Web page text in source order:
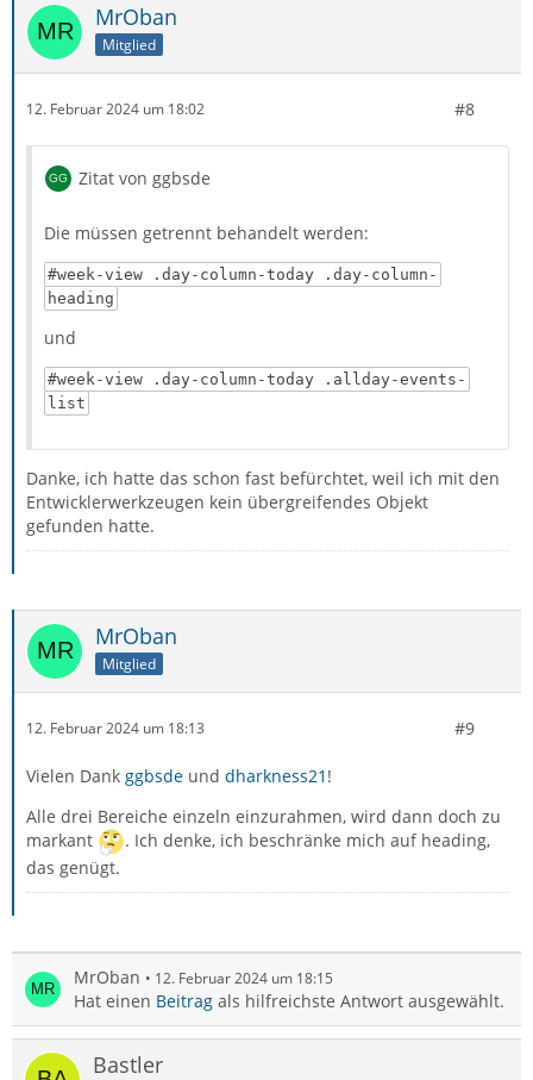
MrOban
Mitglied
12. Februar 2024 um 18:02 #8
Zitat von ggbsde
Die müssen getrennt behandelt werden:
#week-view .day-column-today .day-column-
heading
und
#week-view .day-column-today .allday-events-
list
Danke, ich hatte das schon fast befürchtet, weil ich mit den
Entwicklerwerkzeugen kein übergreifendes Objekt
gefunden hatte.
MrOban
Mitglied
12. Februar 2024 um 18:13 #9
Vielen Dank ggbsde und dharkness21 !
Alle drei Bereiche einzeln einzurahmen, wird dann doch zu
markant
. Ich denke, ich beschränke mich auf heading,
das genügt.
MrOban 12. Februar 2024 um 18:15
Hat einen Beitrag als hilfreichste Antwort ausgewählt.
Bastler